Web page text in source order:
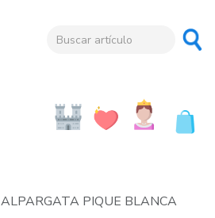
ALPARGATA PIQUE BLANCA